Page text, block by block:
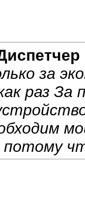
за
раз За